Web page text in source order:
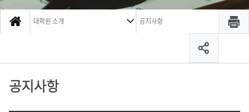
대학원 소개 공지사항
공지사항